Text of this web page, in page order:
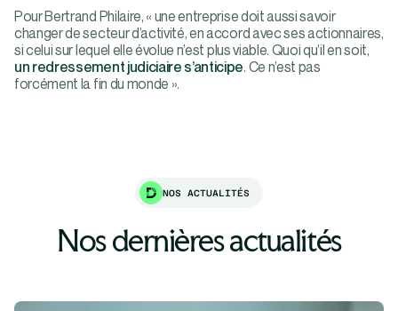
Pour Bertrand Philaire, « une entreprise doit aussi savoir
changer de secteur d’activité, en accord avec ses actionnaires,
si celui sur lequel elle évolue n’est plus viable. Quoi qu’il en soit,
un redressement judiciaire s’anticipe. Ce n’est pas
forcément la fin du monde ».
NOS ACTUALITÉS
Nos dernières actualités